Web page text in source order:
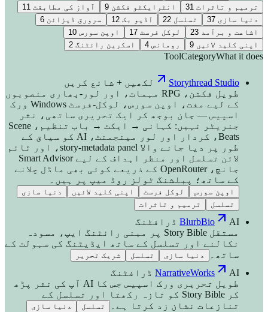
ترمیم و تاثرات 31 انٹرایکٹو فکشن 9 آواز کی مطابقت 11
دنیا سازی 37 تسلسل 22 آڈیو بک 12 سرورق ڈیزائن 6
اشاعت و برآمد 23 لوکل فرسٹ 17 اوپن سورس 10
اپنی کلید لائیں 9 رومانس 4 اسکرین رائٹنگ 2
ToolCategoryWhat it does
Storythread Studio
لکھیں + شائع کریں
طویل فکشن، RPG مہمات، اور لور-بھاری منصوبوں
کے لیے مفت، اوپن سورس، لوکل-فرسٹ Windows ورک
اسپیس — جان بوجھ کر ایک تحریری ساتھی، نثر
جنریٹر نہیں: کہانی → ایکٹ → باب تنظیم، Scene
Beats، کردار اور لور مینجمنٹ، AI کو سیاق کے
طور پر دیا جانے والا story-metadata panel، اور ٹائم
لائن تسلسل اور منظر اہداف کے لیے Smart Advisor
جانچ، OpenRouter کے ذریعے کوئی بھی ماڈل چلانے
کے ساتھ؛ پبلشنگ ٹولز روڈ میپ پر ہیں۔
اوپن سورس لوکل فرسٹ اپنی کلید لائیں
دنیا سازی
تسلسل
ترمیم و تاثرات
BlurbBio
AI ڈرافٹنگ
مستقل Story Bible پر مبنی رائٹنگ ایپ، مسودہ
نکالنے اور تسلسل کے ساتھ ایڈیٹنگ کی سہولت کے
ساتھ۔
دنیا سازی تسلسل شریک تحریر
NarrativeWorks
AI ڈرافٹنگ
طویل تحریری ورک اسپیس جس کا AI آپ کی نثر پڑھ
کر Story Bible کو تازہ رکھتا اور تسلسل کے
تنازعات نشان زد کرتا ہے۔
تسلسل
دنیا سازی